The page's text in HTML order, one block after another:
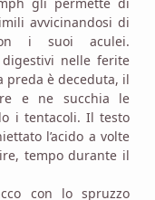
avvicinandosi di
i suoi aculei.
nelle ferite
preda è deceduta, il
e ne succhia le
i tentacoli. Il testo
l’acido a volte
tempo durante il
con lo spruzzo